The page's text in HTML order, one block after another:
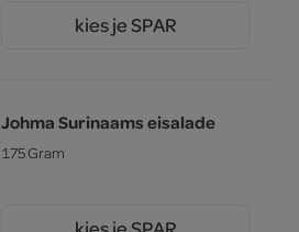
kies je SPAR
Johma Surinaams eisalade
175 Gram